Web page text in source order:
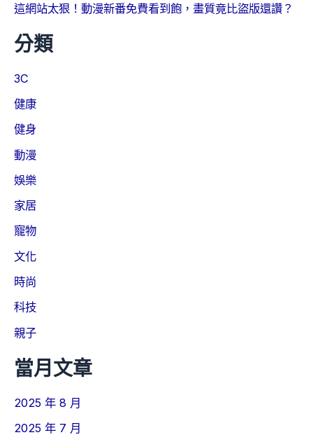
這網站太狠！動漫新番免費看到飽，畫質竟比盜版還讚？
分類
3C
健康
健身
動漫
娛樂
家居
寵物
文化
時尚
科技
親子
當月文章
2025 年 8 月
2025 年 7 月